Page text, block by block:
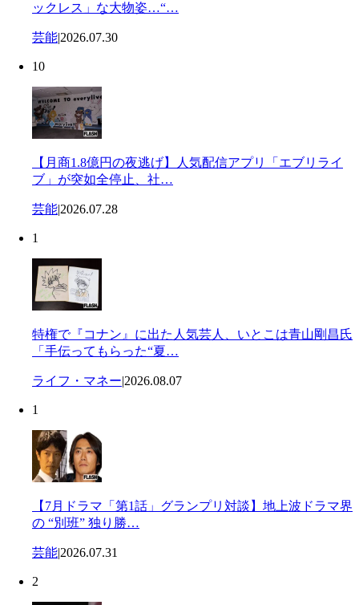
ックレス」な大物姿…“…
芸能|2026.07.30
10
【月商1.8億円の夜逃げ】人気配信アプリ「エブリライ
ブ」が突如全停止、社…
芸能|2026.07.28
1
特権で『コナン』に出た人気芸人、いとこは青山剛昌氏
「手伝ってもらった“夏…
ライフ・マネー|2026.08.07
1
【7月ドラマ「第1話」グランプリ対談】地上波ドラマ界
の “別班” 独り勝…
芸能|2026.07.31
2